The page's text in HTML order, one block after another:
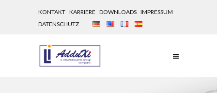
KONTAKT KARRIERE DOWNLOADS IMPRESSUM
DATENSCHUTZ